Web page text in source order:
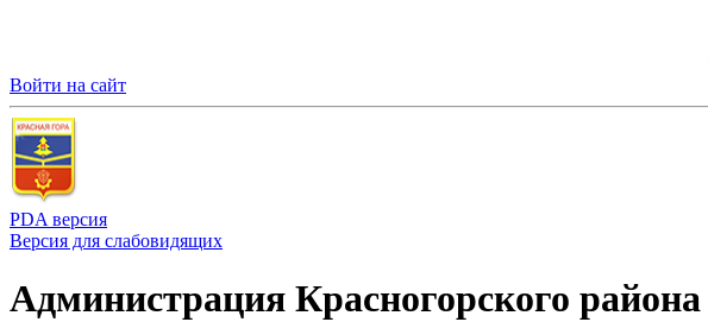
Войти на сайт
PDA версия
Версия для слабовидящих
Администрация Красногорского района